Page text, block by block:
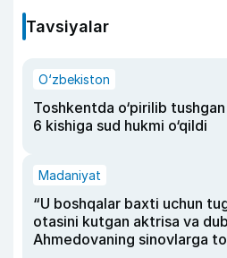
Tavsiyalar
O‘zbekiston
Toshkentda o‘pirilib tushgan
6 kishiga sud hukmi o‘qildi
Madaniyat
“U boshqalar baxti uchun
otasini kutgan aktrisa va
Ahmedovaning sinovlarga